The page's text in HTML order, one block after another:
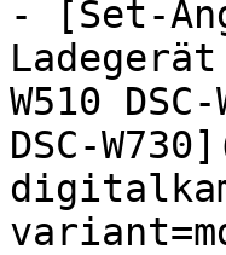
- [Set-
W510
DSC-